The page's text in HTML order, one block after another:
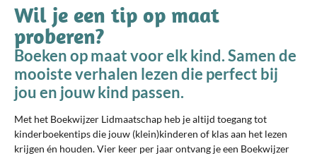
Wil je een tip op maat
proberen?
Boeken op maat voor elk kind. Samen de
mooiste verhalen lezen die perfect bij
jou en jouw kind passen.
Met het Boekwijzer Lidmaatschap heb je altijd toegang tot
kinderboekentips die jouw (klein)kinderen of klas aan het lezen
krijgen én houden. Vier keer per jaar ontvang je een Boekwijzer